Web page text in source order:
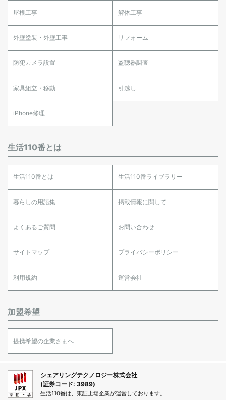
屋根工事 解体工事
外壁塗装・外壁工事 リフォーム
防犯カメラ設置 盗聴器調査
家具組立・移動 引越し
iPhone修理
生活110番とは
生活110番とは 生活110番ライブラリー
暮らしの用語集 掲載情報に関して
よくあるご質問 お問い合わせ
サイトマップ プライバシーポリシー
利用規約 運営会社
加盟希望
提携希望の企業さまへ
シェアリングテクノロジー株式会社
(証券コード: 3989)
生活110番は、東証上場企業が運営しております。